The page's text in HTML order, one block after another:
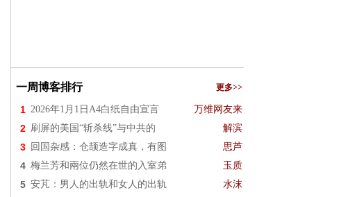
一周博客排行 更多>>
1 2026年1月1日A4白纸自由宣言 万维网友来
2 刷屏的美国“斩杀线”与中共的 解滨
3 回国杂感：仓颉造字成真，有图 思芦
4 梅兰芳和兩位仍然在世的入室弟 玉质
5 安芃：男人的出轨和女人的出轨 水沫